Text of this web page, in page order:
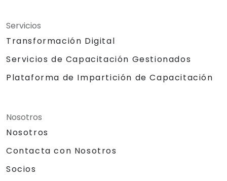
Servicios
Transformación Digital
Servicios de Capacitación Gestionados
Plataforma de Impartición de Capacitación
Nosotros
Nosotros
Contacta con Nosotros
Socios